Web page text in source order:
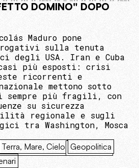
DOMINO" DOPO
Maduro pone
sulla tenuta
degli USA. Iran e Cuba
casi più esposti: crisi
ricorrenti e
mettono sotto
sempre più fragili, con
su sicurezza
regionale e sugli
tra Washington, Mosca
Terra, Mare, Cielo Geopolitica